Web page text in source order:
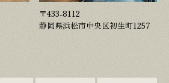
〒433-8112
静岡県浜松市中央区初生町1257